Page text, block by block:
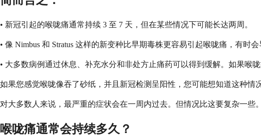
• 新冠引起的喉咙痛通常持续 3 至 7 天，但在某些情况下可能长达两周。
• 像 Nimbus 和 Stratus 这样的新变种比早期毒株更容易引起喉咙痛，有时会
• 大多数病例通过休息、补充水分和非处方止痛药可以得到缓解。如果喉
如果您感觉喉咙像吞了砂纸，并且新冠检测呈阳性，您可能想知道这种
对大多数人来说，最严重的症状会在一周内过去。但情况比这要复杂一些。
喉咙痛通常会持续多久？